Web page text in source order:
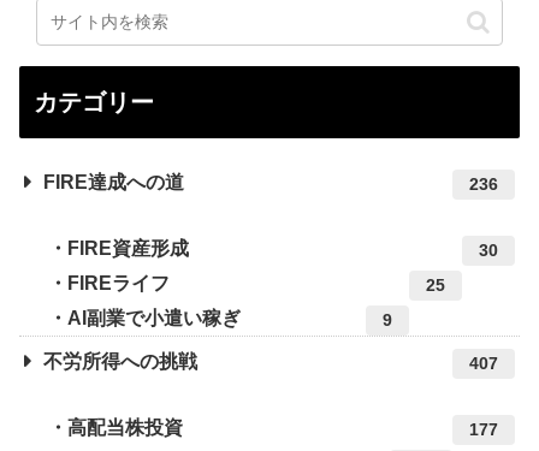
カテゴリー
FIRE達成への道 236
FIRE資産形成 30
FIREライフ 25
AI副業で小遣い稼ぎ 9
不労所得への挑戦 407
高配当株投資 177